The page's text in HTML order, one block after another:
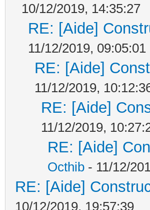
10/12/2019, 14:35:27
RE: [Aide]
11/12/2019, 09:05:01
RE: [Aide]
11/12/2019,
RE: [Aide]
11/12/2019,
RE: [Aide]
Octhib - 11/12/
RE: [Aide]
10/12/2019, 19:57:39